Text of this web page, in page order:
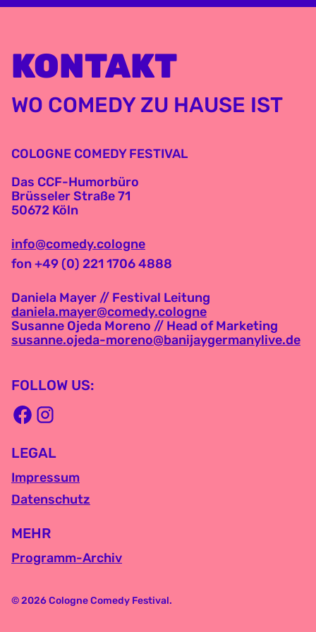
KONTAKT
WO COMEDY ZU HAUSE IST
COLOGNE COMEDY FESTIVAL
Das CCF-Humorbüro
Brüsseler Straße 71
50672 Köln
info@comedy.cologne
fon +49 (0) 221 1706 4888
Daniela Mayer // Festival Leitung
daniela.mayer@comedy.cologne
Susanne Ojeda Moreno // Head of Marketing
susanne.ojeda-moreno@banijaygermanylive.de
FOLLOW US:
LEGAL
Impressum
Datenschutz
MEHR
Programm-Archiv
© 2026 Cologne Comedy Festival.